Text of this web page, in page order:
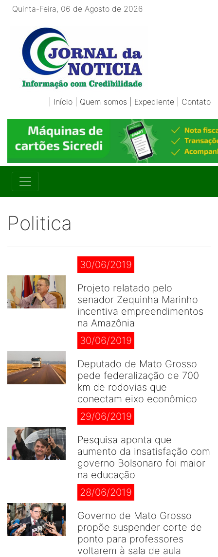
Quinta-Feira, 06 de Agosto de 2026
Início Quem somos Expediente Contato
Politica
30/06/2019
Projeto relatado pelo
senador Zequinha Marinho
incentiva empreendimentos
na Amazônia
30/06/2019
Deputado de Mato Grosso
pede federalização de 700
km de rodovias que
conectam eixo econômico
29/06/2019
Pesquisa aponta que
aumento da insatisfação com
governo Bolsonaro foi maior
na educação
28/06/2019
Governo de Mato Grosso
propõe suspender corte de
ponto para professores
voltarem à sala de aula